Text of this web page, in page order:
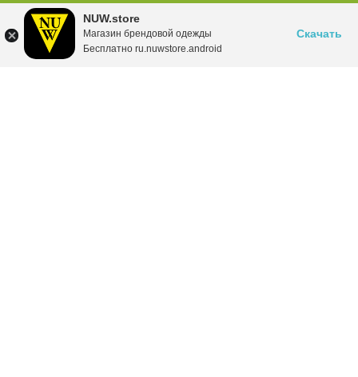
NUW.store
Магазин брендовой одежды
Бесплатно ru.nuwstore.android
Скачать